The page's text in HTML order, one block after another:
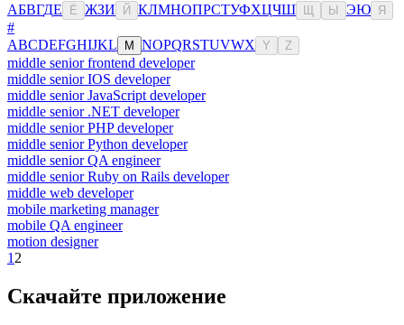
АБВГДЕ Ё ЖЗИ Й КЛМНОПРСТУФХЦЧШ Ы ЭЮ Я
#
ABCDEFGHIJKL M NOPQRSTUVWX Y Z
middle senior frontend developer
middle senior IOS developer
middle senior JavaScript developer
middle senior .NET developer
middle senior PHP developer
middle senior Python developer
middle senior QA engineer
middle senior Ruby on Rails developer
middle web developer
mobile marketing manager
mobile QA engineer
motion designer
1 2
Скачайте приложение